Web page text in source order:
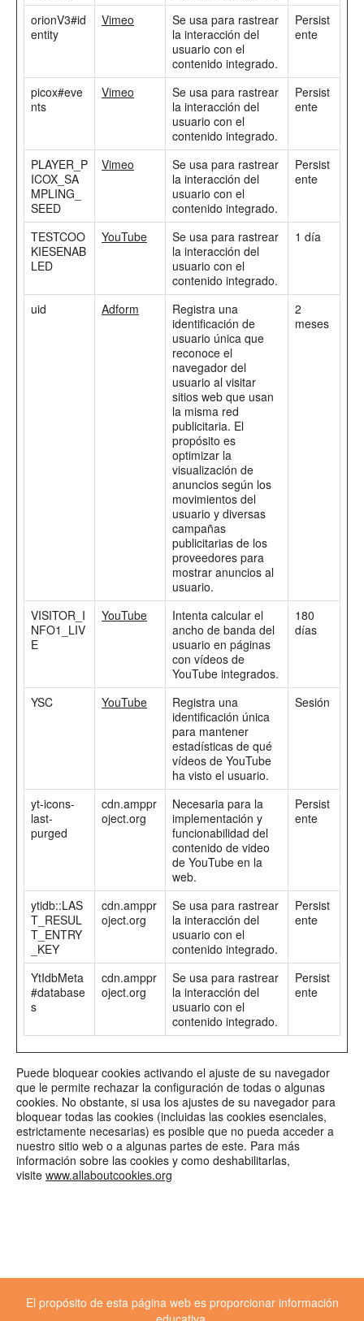
orionV3#id
entity
Vimeo
Se usa para rastrear
la interacción del
usuario con el
contenido integrado.
Persist
ente
picox#eve
nts
Vimeo
Se usa para rastrear
la interacción del
usuario con el
contenido integrado.
Persist
ente
PLAYER_P
ICOX_SA
MPLING_
SEED
Vimeo
Se usa para rastrear
la interacción del
usuario con el
contenido integrado.
Persist
ente
TESTCOO
KIESENAB
LED
YouTube
Se usa para rastrear
la interacción del
usuario con el
contenido integrado.
1 día
uid Adform
Registra una
identificación de
usuario única que
reconoce el
navegador del
usuario al visitar
sitios web que usan
la misma red
publicitaria. El
propósito es
optimizar la
visualización de
anuncios según los
movimientos del
usuario y diversas
campañas
publicitarias de los
proveedores para
mostrar anuncios al
usuario.
2
meses
VISITOR_I
NFO1_LIV
E
YouTube
Intenta calcular el
ancho de banda del
usuario en páginas
con vídeos de
YouTube integrados.
180
días
YSC YouTube
Registra una
identificación única
para mantener
estadísticas de qué
vídeos de YouTube
ha visto el usuario.
Sesión
yt-icons-
last-
purged
cdn.amppr
oject.org
Necesaria para la
implementación y
funcionabilidad del
contenido de video
de YouTube en la
web.
Persist
ente
ytidb::LAS
T_RESUL
T_ENTRY
_KEY
cdn.amppr
oject.org
Se usa para rastrear
la interacción del
usuario con el
contenido integrado.
Persist
ente
YtIdbMeta
#database
s
cdn.amppr
oject.org
Se usa para rastrear
la interacción del
usuario con el
contenido integrado.
Persist
ente
Puede bloquear cookies activando el ajuste de su navegador
que le permite rechazar la configuración de todas o algunas
cookies. No obstante, si usa los ajustes de su navegador para
bloquear todas las cookies (incluidas las cookies esenciales,
estrictamente necesarias) es posible que no pueda acceder a
nuestro sitio web o a algunas partes de este. Para más
información sobre las cookies y como deshabilitarlas,
visite www.allaboutcookies.org
El propósito de esta página web es proporcionar información